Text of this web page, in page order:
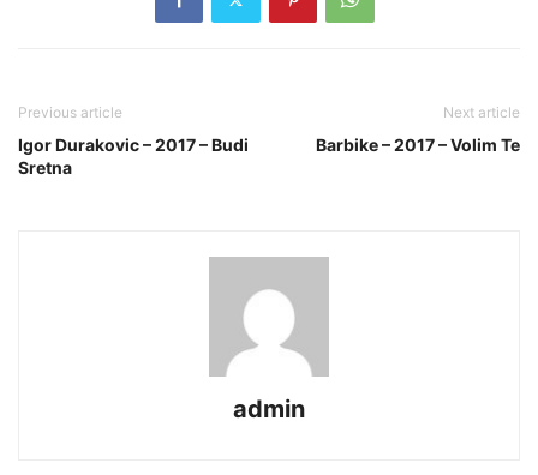
Previous article
Igor Durakovic – 2017 – Budi
Sretna
Next article
Barbike – 2017 – Volim Te
admin